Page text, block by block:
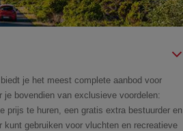
je het meest complete aanbod voor
je bovendien van exclusieve voordelen:
prijs te huren, een gratis extra bestuurder en
kunt gebruiken voor vluchten en recreatieve